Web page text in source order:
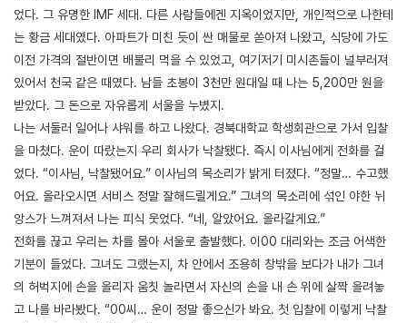
었다. 그 유명한 IMF 세대. 다른 사람들에겐 지옥이었지만, 개인적으로 나한테
는 황금 세대였다. 아파트가 미친 듯이 싼 매물로 쏟아져 나왔고, 식당에 가도
이전 가격의 절반이면 배불리 먹을 수 있었고, 여기저기 미시촌들이 널부러져
있어서 천국 같은 때였다. 남들 초봉이 3천만 원대일 때 나는 5,200만 원을
받았다. 그 돈으로 자유롭게 서울을 누볐지.
나는 서둘러 일어나 샤워를 하고 나왔다. 경북대학교 학생회관으로 가서 입찰
을 마쳤다. 운이 따랐는지 우리 회사가 낙찰됐다. 즉시 이사님에게 전화를 걸
었다. “이사님, 낙찰됐어요.” 이사님의 목소리가 밝게 터졌다. “정말… 수고했
어요. 올라오시면 서비스 정말 잘해드릴게요.” 그녀의 목소리에 섞인 야한 뉘
앙스가 느껴져서 나는 피식 웃었다. “네, 알았어요. 올라갈게요.”
전화를 끊고 우리는 차를 몰아 서울로 출발했다. 이00 대리와는 조금 어색한
기분이 들었다. 그녀도 그랬는지, 차 안에서 조용히 창밖을 보다가 내가 그녀
의 허벅지에 손을 올리자 움칫 놀라면서 자신의 손을 내 손 위에 살짝 올려놓
고 나를 바라봤다. “00씨… 운이 정말 좋으신가 봐요. 첫 입찰에 이렇게 낙찰